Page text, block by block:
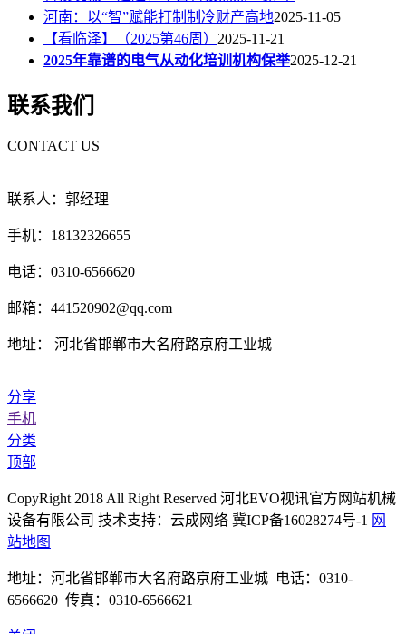
河南：以“智”赋能打制制冷财产高地2025-11-05
【看临泽】（2025第46周） 2025-11-21
2025年靠谱的电气从动化培训机构保举2025-12-21
联系我们
CONTACT US
联系人：郭经理
手机：18132326655
电话：0310-6566620
邮箱：441520902@qq.com
地址： 河北省邯郸市大名府路京府工业城
分享
手机
分类
顶部
CopyRight 2018 All Right Reserved 河北EVO视讯官方网站机械
设备有限公司 技术支持：云成网络 冀ICP备16028274号-1 网
站地图
地址：河北省邯郸市大名府路京府工业城 电话：0310-
6566620 传真：0310-6566621